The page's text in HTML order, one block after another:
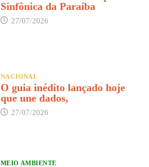
Sinfônica da Paraíba
27/07/2026
NACIONAL
O guia inédito lançado hoje
que une dados,
27/07/2026
MEIO AMBIENTE